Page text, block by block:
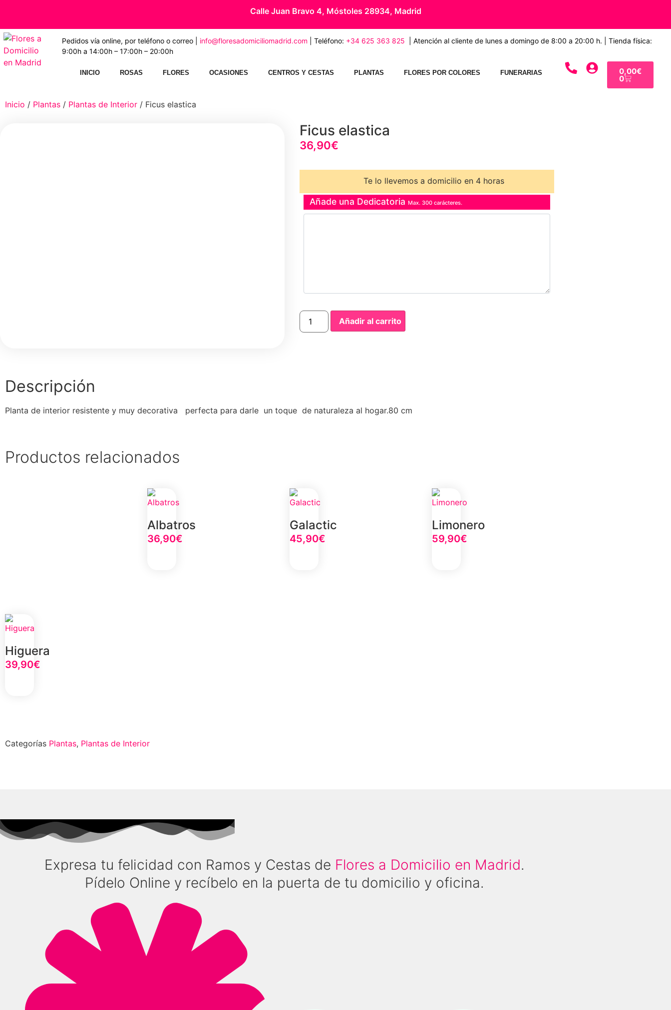
Calle Juan Bravo 4, Móstoles 28934, Madrid
Pedidos vía online, por teléfono o correo | info@floresadomiciliomadrid.com | Teléfono: +34 625 363 825 | Atención al cliente de lunes a domingo de 8:00 a 20:00 h. | Tienda física:
9:00h a 14:00h – 17:00h – 20:00h
INICIO ROSAS FLORES OCASIONES CENTROS Y CESTAS PLANTAS FLORES POR COLORES FUNERARIAS 0,00€
0
Inicio / Plantas / Plantas de Interior / Ficus elastica
Ficus elastica
36,90€
Te lo llevemos a domicilio en 4 horas
Añade una Dedicatoria Max. 300 carácteres.
Añadir al carrito
Descripción
Planta de interior resistente y muy decorativa perfecta para darle un toque de naturaleza al hogar.80 cm
Productos relacionados
Albatros
36,90€
Galactic
45,90€
Limonero
59,90€
Higuera
39,90€
Categorías Plantas, Plantas de Interior
Expresa tu felicidad con Ramos y Cestas de Flores a Domicilio en Madrid.
Pídelo Online y recíbelo en la puerta de tu domicilio y oficina.